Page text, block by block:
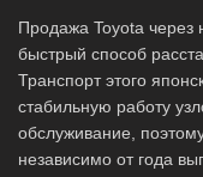
Продажа Toyota
быстрый способ
Транспорт этого
стабильную работу
обслуживание,
независимо от года